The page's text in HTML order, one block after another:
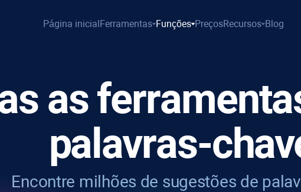
Página inicialFerramentas Funções PreçosRecursos Blog
as
palavras-
Encontre milhões de sugestões de